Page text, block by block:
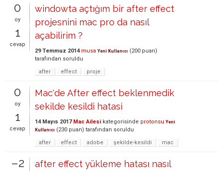
0
oy
1
cevap
windowta açtığım bir after effect
projesnini mac pro da nasıl
açabilirim ?
29 Temmuz 2014 musa Yeni Kullanıcı (200 puan)
tarafından soruldu
after
effect proje
0
oy
1
cevap
Mac'de After effect beklenmedik
sekilde kesildi hatasi
14 Mayıs 2017 Mac Ailesi kategorisinde protonsu Yeni
Kullanıcı (230 puan) tarafından soruldu
after
effect adobe şekilde-kesildi mac
–2
after effect yükleme hatası nasıl